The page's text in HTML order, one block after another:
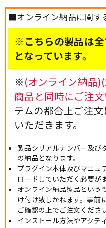
■オンライン納品に関す
※こちらの製品は
となっています。
※(オンライン納品
商品と同時にご注
テムの都合上ご注
いただきます。
製品シリアルナンバー及び
の納品となります。
プラグイン本体及びマニュ
ロードしていただく必要が
オンライン納品製品という
け付け致しかねます。事前
ご確認の上でご注文ください
インストール方法やアクテ